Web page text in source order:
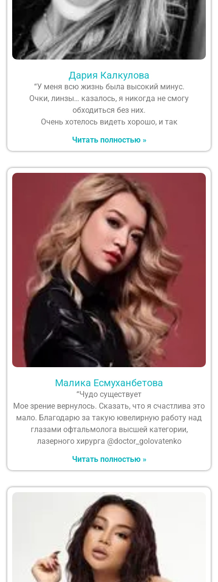
Дария Калкулова
“У меня всю жизнь была высокий минус.
Очки, линзы… казалось, я никогда не смогу
обходиться без них.
Очень хотелось видеть хорошо, и так
Читать полностью »
Малика Есмуханбетова
“Чудо существует
Мое зрение вернулось. Сказать, что я счастлива это
мало. Благодарю за такую ювелирную работу над
глазами офтальмолога высшей категории,
лазерного хирурга @doctor_golovatenko
Читать полностью »